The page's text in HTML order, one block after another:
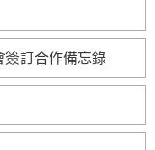
訂合作備忘錄